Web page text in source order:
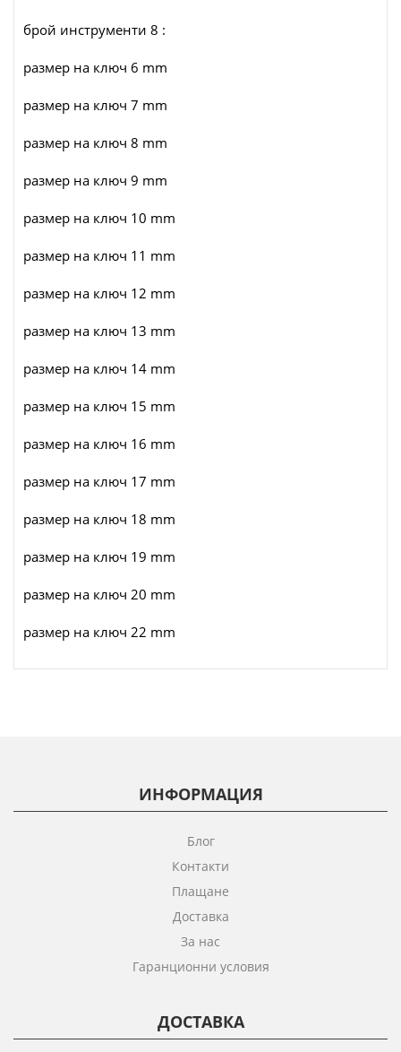
брой инструменти 8 :
размер на ключ 6 mm
размер на ключ 7 mm
размер на ключ 8 mm
размер на ключ 9 mm
размер на ключ 10 mm
размер на ключ 11 mm
размер на ключ 12 mm
размер на ключ 13 mm
размер на ключ 14 mm
размер на ключ 15 mm
размер на ключ 16 mm
размер на ключ 17 mm
размер на ключ 18 mm
размер на ключ 19 mm
размер на ключ 20 mm
размер на ключ 22 mm
ИНФОРМАЦИЯ
Блог
Контакти
Плащане
Доставка
За нас
Гаранционни условия
ДОСТАВКА